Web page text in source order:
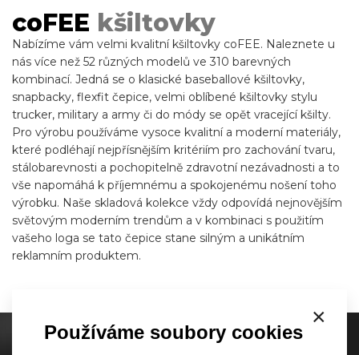
×
Používáme soubory cookies
coFEE kšiltovky
Nabízíme vám velmi kvalitní kšiltovky coFEE. Naleznete u
nás více než 52 různých modelů ve 310 barevných
kombinací. Jedná se o klasické baseballové kšiltovky,
snapbacky, flexfit čepice, velmi oblíbené kšiltovky stylu
trucker, military a army či do módy se opět vracející kšilty.
Pro výrobu používáme vysoce kvalitní a moderní materiály,
které podléhají nejpřísnějším kritériím pro zachování tvaru,
stálobarevnosti a pochopitelně zdravotní nezávadnosti a to
vše napomáhá k příjemnému a spokojenému nošení toho
výrobku. Naše skladová kolekce vždy odpovídá nejnovějším
světovým moderním trendům a v kombinaci s použitím
vašeho loga se tato čepice stane silným a unikátním
reklamním produktem.